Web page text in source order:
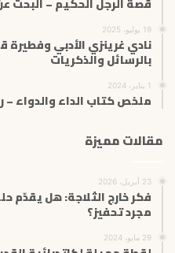
19 يوليو، 2025
نادي غرينزي الأدبي
بالرسائل والذكريات
1 يناير، 2024
ملخص كتاب الداء والدواء –
مقالات مميزة
23 أبريل، 2026
فكر خارج الثلاجة: هل يقدّم
مجرد تحفيز؟
29 مايو، 2024